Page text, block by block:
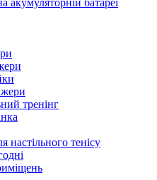
акумуляторній батареї
тренінг
настільного тенісу